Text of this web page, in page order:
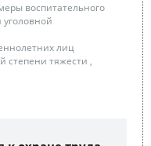
воспитательного
лиц
степени тяжести ,